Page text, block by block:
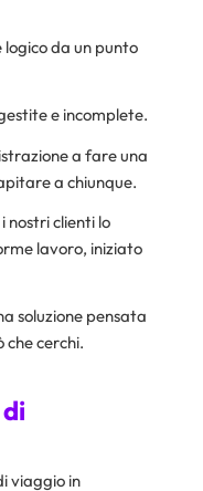
logico da un punto
e incomplete.
a fare una
a chiunque.
nostri clienti lo
lavoro, iniziato
soluzione pensata
cerchi.
viaggio in